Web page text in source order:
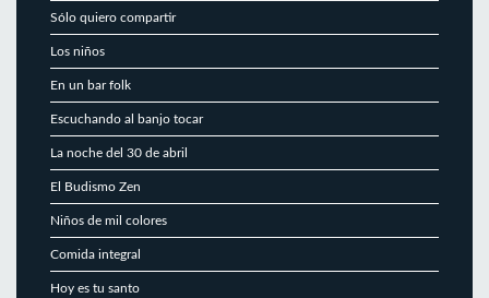
Sólo quiero compartir
Los niños
En un bar folk
Escuchando al banjo tocar
La noche del 30 de abril
El Budismo Zen
Niños de mil colores
Comida integral
Hoy es tu santo